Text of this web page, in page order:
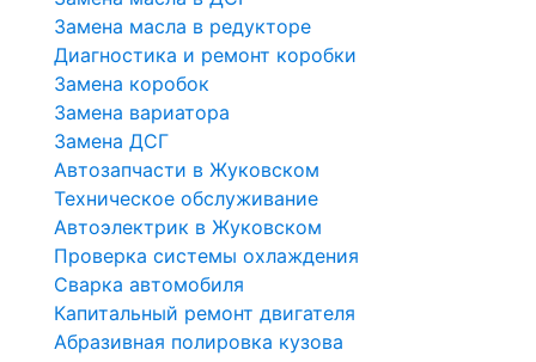
Замена масла в редукторе
Диагностика и ремонт коробки
Замена коробок
Замена вариатора
Замена ДСГ
Автозапчасти в Жуковском
Техническое обслуживание
Автоэлектрик в Жуковском
Проверка системы охлаждения
Сварка автомобиля
Капитальный ремонт двигателя
Абразивная полировка кузова